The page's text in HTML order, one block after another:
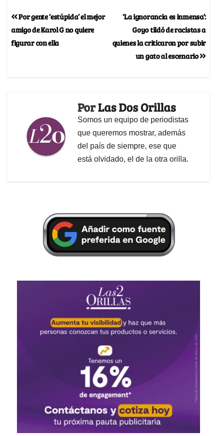
‘La ignorancia es inmensa’:
Goyo tildó de racistas a
quienes la criticaron por subir
un gato al escenario
Por gente ‘estúpida’ el mejor
amigo de Karol G no quiere
figurar con ella
PorLas Dos Orillas
Somos un equipo de periodistas
que queremos mostrar, además
del país de siempre, ese que
está olvidado, el de la otra orilla.